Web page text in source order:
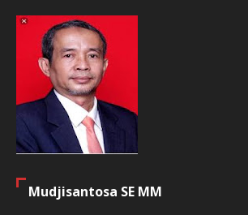
Mudjisantosa SE MM